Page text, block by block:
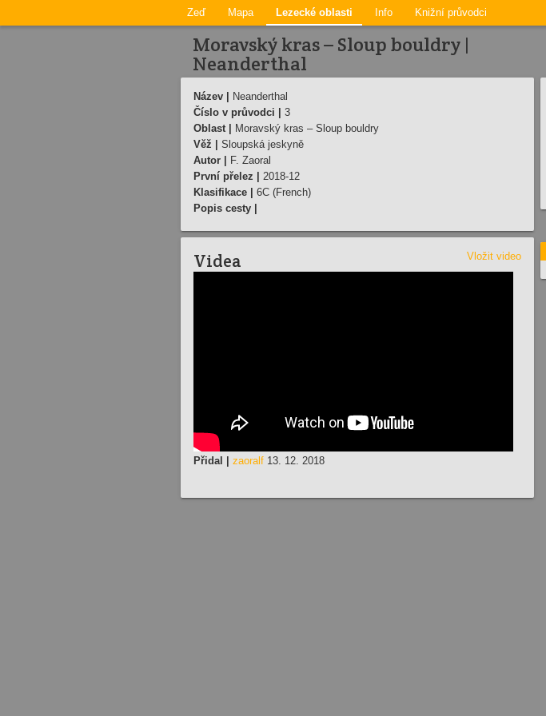
Zeď Mapa Lezecké oblasti Info Knižní průvodci
Moravský kras – Sloup bouldry |
Neanderthal
Název |
Neanderthal
Číslo v průvodci |
3
Oblast |
Moravský kras – Sloup bouldry
Věž |
Sloupská jeskyně
Autor |
F. Zaoral
První přelez |
2018-12
Klasifikace |
6C (French)
Popis cesty |
Videa Vložit video
Přidal | zaoralf 13. 12. 2018